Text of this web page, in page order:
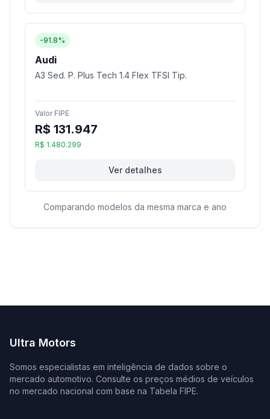
-91.8%
Audi
A3 Sed. P. Plus Tech 1.4 Flex TFSI Tip.
Valor FIPE
R$ 131.947
R$ 1.480.299
Ver detalhes
Comparando modelos da mesma marca e ano
Ultra Motors
Somos especialistas em inteligência de dados sobre o
mercado automotivo. Consulte os preços médios de veículos
no mercado nacional com base na Tabela FIPE.